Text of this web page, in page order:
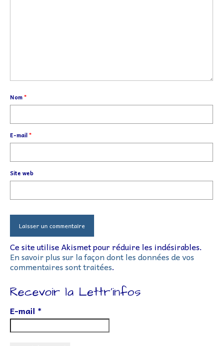
Nom*
E-mail*
Site web
Ce site utilise Akismet pour réduire les indésirables.
En savoir plus sur la façon dont les données de vos
commentaires sont traitées.
Recevoir la Lettr’infos
E-mail *